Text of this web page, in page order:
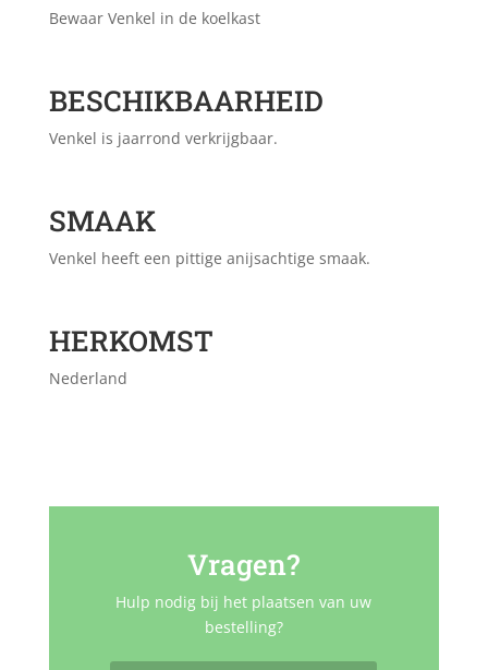
Bewaar Venkel in de koelkast
BESCHIKBAARHEID
Venkel is jaarrond verkrijgbaar.
SMAAK
Venkel heeft een pittige anijsachtige smaak.
HERKOMST
Nederland
Vragen?
Hulp nodig bij het plaatsen van uw
bestelling?